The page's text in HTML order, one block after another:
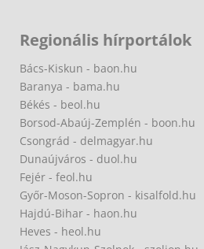
Regionális hírportálok
Bács-Kiskun - baon.hu
Baranya - bama.hu
Békés - beol.hu
Borsod-Abaúj-Zemplén - boon.hu
Csongrád - delmagyar.hu
Dunaújváros - duol.hu
Fejér - feol.hu
Győr-Moson-Sopron - kisalfold.hu
Hajdú-Bihar - haon.hu
Heves - heol.hu